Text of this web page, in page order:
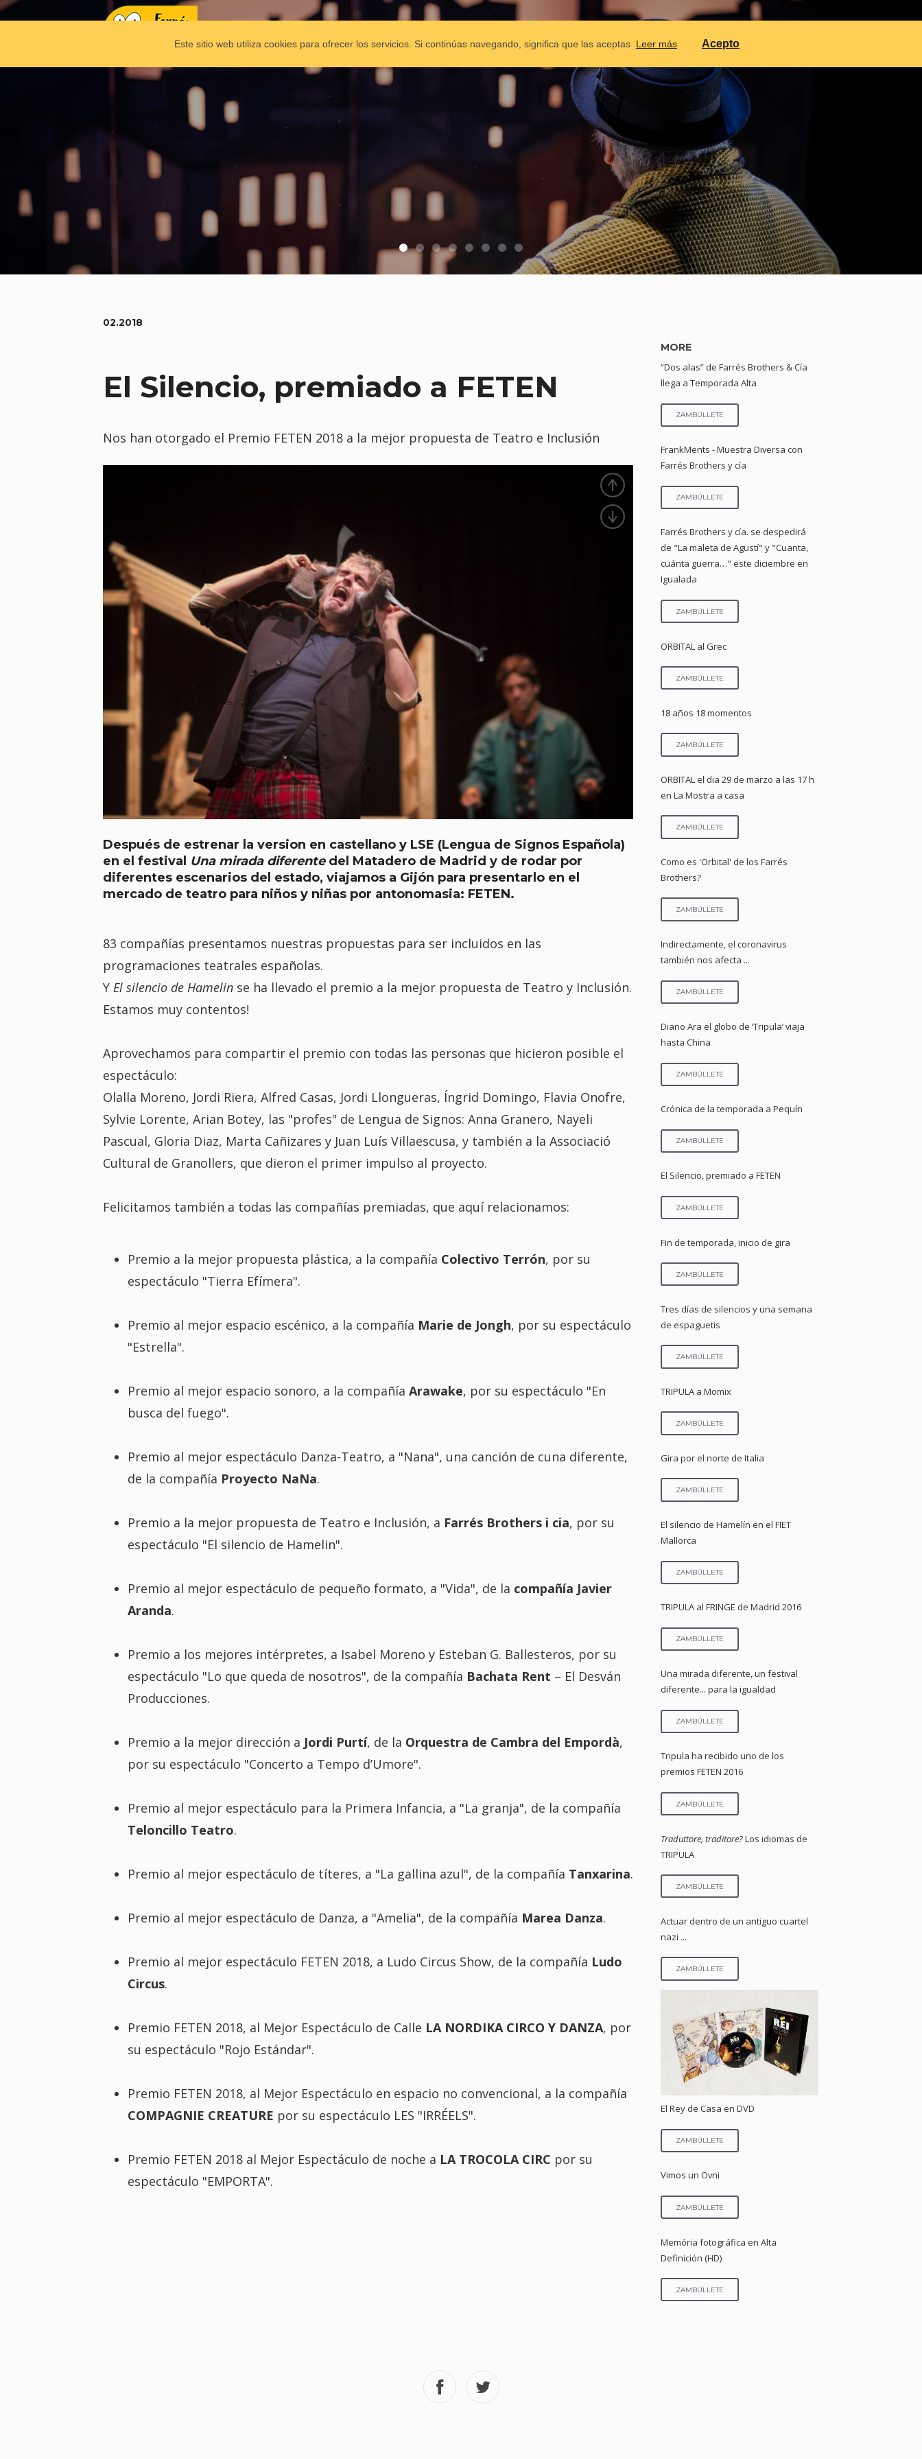
02.2018
El Silencio, premiado a FETEN
Nos han otorgado el Premio FETEN 2018 a la mejor propuesta de Teatro e Inclusión
Después de estrenar la version en castellano y LSE (Lengua de Signos Española)
en el festival Una mirada diferentedel Matadero de Madrid y de rodar por
diferentes escenarios del estado, viajamos a Gijón para presentarlo en el
mercado de teatro para niños y niñas por antonomasia: FETEN.
83 compañías presentamos nuestras propuestas para ser incluidos en las
programaciones teatrales españolas.
Y El silencio de Hamelinse ha llevado el premio a la mejor propuesta de Teatro y Inclusión.
Estamos muy contentos!
Aprovechamos para compartir el premio con todas las personas que hicieron posible el
espectáculo:
Olalla Moreno, Jordi Riera, Alfred Casas, Jordi Llongueras, Íngrid Domingo, Flavia Onofre,
Sylvie Lorente, Arian Botey, las "profes" de Lengua de Signos: Anna Granero, Nayeli
Pascual, Gloria Diaz, Marta Cañizares y Juan Luís Villaescusa, y también a la Associació
Cultural de Granollers, que dieron el primer impulso al proyecto.
Felicitamos también a todas las compañías premiadas, que aquí relacionamos:
Premio a la mejor propuesta plástica, a la compañía Colectivo Terrón, por su
espectáculo "Tierra Efímera".
Premio al mejor espacio escénico, a la compañía Marie de Jongh, por su espectáculo
"Estrella".
Premio al mejor espacio sonoro, a la compañía Arawake, por su espectáculo "En
busca del fuego".
Premio al mejor espectáculo Danza-Teatro, a "Nana", una canción de cuna diferente,
de la compañía Proyecto NaNa.
Premio a la mejor propuesta de Teatro e Inclusión, a Farrés Brothers i cia, por su
espectáculo "El silencio de Hamelin".
Premio al mejor espectáculo de pequeño formato, a "Vida", de la compañía Javier
Aranda.
Premio a los mejores intérpretes, a Isabel Moreno y Esteban G. Ballesteros, por su
espectáculo "Lo que queda de nosotros", de la compañía Bachata Rent – El Desván
Producciones.
Premio a la mejor dirección a Jordi Purtí, de la Orquestra de Cambra del Empordà,
por su espectáculo "Concerto a Tempo d’Umore".
Premio al mejor espectáculo para la Primera Infancia, a "La granja", de la compañía
Teloncillo Teatro.
Premio al mejor espectáculo de títeres, a "La gallina azul", de la compañía Tanxarina.
Premio al mejor espectáculo de Danza, a "Amelia", de la compañía Marea Danza.
Premio al mejor espectáculo FETEN 2018, a Ludo Circus Show, de la compañía Ludo
Circus.
Premio FETEN 2018, al Mejor Espectáculo de Calle LA NORDIKA CIRCO Y DANZA, por
su espectáculo "Rojo Estándar".
Premio FETEN 2018, al Mejor Espectáculo en espacio no convencional, a la compañía
COMPAGNIE CREATURE por su espectáculo LES "IRRÉELS".
Premio FETEN 2018 al Mejor Espectáculo de noche a LA TROCOLA CIRC por su
espectáculo "EMPORTA".
MORE
“Dos alas” de Farrés Brothers & Cía
llega a Temporada Alta
ZAMBÚLLETE
FrankMents - Muestra Diversa con
Farrés Brothers y cía
ZAMBÚLLETE
Farrés Brothers y cía. se despedirá
de "La maleta de Agustí" y "Cuanta,
cuánta guerra…" este diciembre en
Igualada
ZAMBÚLLETE
ORBITAL al Grec
ZAMBÚLLETE
18 años 18 momentos
ZAMBÚLLETE
ORBITAL el dia 29 de marzo a las 17 h
en La Mostra a casa
ZAMBÚLLETE
Como es 'Orbital' de los Farrés
Brothers?
ZAMBÚLLETE
Indirectamente, el coronavirus
también nos afecta ...
ZAMBÚLLETE
Diario Ara el globo de ‘Tripula’ viaja
hasta China
ZAMBÚLLETE
Crónica de la temporada a Pequín
ZAMBÚLLETE
El Silencio, premiado a FETEN
ZAMBÚLLETE
Fin de temporada, inicio de gira
ZAMBÚLLETE
Tres días de silencios y una semana
de espaguetis
ZAMBÚLLETE
TRIPULA a Momix
ZAMBÚLLETE
Gira por el norte de Italia
ZAMBÚLLETE
El silencio de Hamelín en el FIET
Mallorca
ZAMBÚLLETE
TRIPULA al FRINGE de Madrid 2016
ZAMBÚLLETE
Una mirada diferente, un festival
diferente... para la igualdad
ZAMBÚLLETE
Tripula ha recibido uno de los
premios FETEN 2016
ZAMBÚLLETE
Traduttore, traditore?Los idiomas de
TRIPULA
ZAMBÚLLETE
Actuar dentro de un antiguo cuartel
nazi ...
ZAMBÚLLETE
El Rey de Casa en DVD
ZAMBÚLLETE
Vimos un Ovni
ZAMBÚLLETE
Memória fotográfica en Alta
Definición (HD)
ZAMBÚLLETE
Este sitio web utiliza cookies para ofrecer los servicios. Si continúas navegando, significa que las aceptas Leer más Acepto